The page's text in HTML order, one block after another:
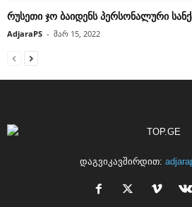
რუსეთი ჯო ბაიდენს პერსონალური
AdjaraPS - მარ 15, 2022
დაგვიკავშირდით: